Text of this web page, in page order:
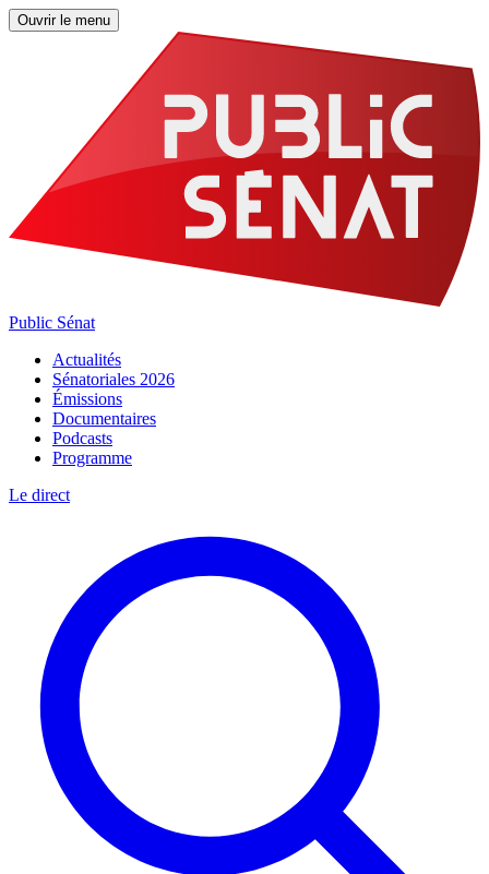
Ouvrir le menu
Public Sénat
Actualités
Sénatoriales 2026
Émissions
Documentaires
Podcasts
Programme
Le direct